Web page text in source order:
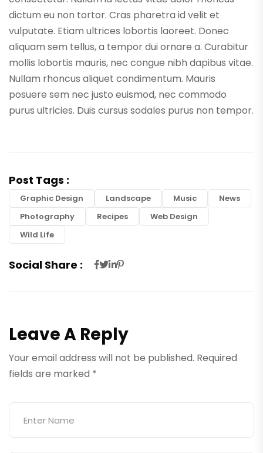
dictum eu non tortor. Cras pharetra id velit et
vulputate. Etiam ultrices lobortis laoreet. Donec
aliquam sem tellus, a tempor dui ornare a. Curabitur
mollis lobortis mauris, nec congue nibh dapibus vitae.
Nullam rhoncus aliquet condimentum. Mauris
posuere sem nec justo euismod, nec commodo
purus ultricies. Duis cursus sodales purus non tempor.
Post Tags :
Graphic Design Landscape Music
News
Photography
Recipes
Web Design
Wild Life
Social Share :
Leave A Reply
Your email address will not be published. Required
fields are marked *